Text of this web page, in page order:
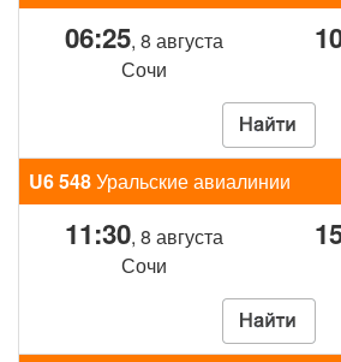
06:25, 8 августа
Сочи
U6 548Уральские авиалинии
11:30, 8 августа
Сочи